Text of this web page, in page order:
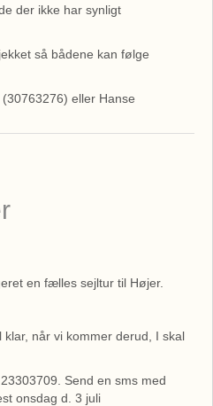
der ikke har synligt
så bådene kan følge
eller Hanse
en fælles sejltur til Højer.
når vi kommer derud, I skal
Send en sms med
onsdag d. 3 juli